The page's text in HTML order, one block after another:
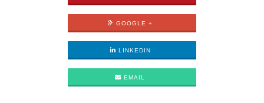
GOOGLE +
LINKEDIN
EMAIL